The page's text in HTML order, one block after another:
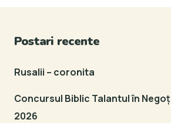
Postari recente
Rusalii – coronita
Concursul Biblic Talantul în Negoț
2026